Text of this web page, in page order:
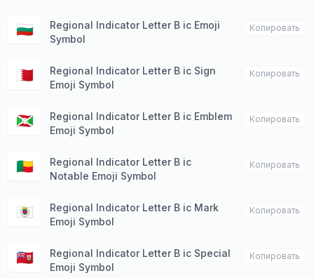
🇧🇬
Regional Indicator Letter B ic Emoji
Symbol
Копировать
🇧🇭
Regional Indicator Letter B ic Sign
Emoji Symbol
Копировать
🇧🇮
Regional Indicator Letter B ic Emblem
Emoji Symbol
Копировать
🇧🇯
Regional Indicator Letter B ic
Notable Emoji Symbol
Копировать
🇧🇱
Regional Indicator Letter B ic Mark
Emoji Symbol
Копировать
🇧🇲
Regional Indicator Letter B ic Special
Emoji Symbol
Копировать